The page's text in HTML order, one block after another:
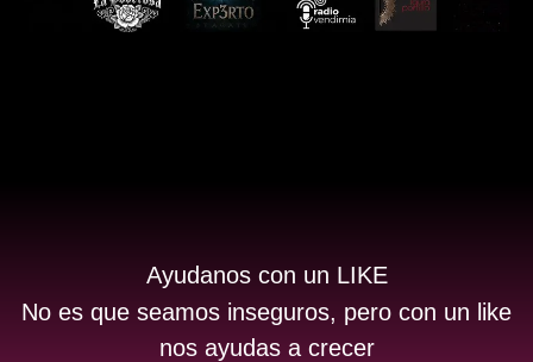
Ayudanos con un LIKE
No es que seamos inseguros, pero con un like
nos ayudas a crecer